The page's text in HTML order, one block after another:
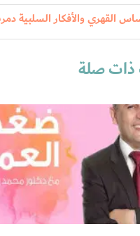
القهري والأفكار السلبية
ذات صلة